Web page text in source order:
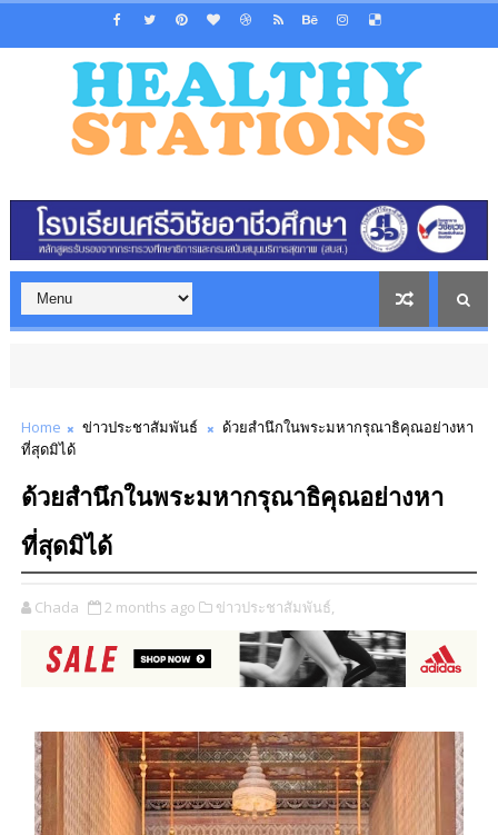
Home ข่าวประชาสัมพันธ์
ด้วยสำนึกในพระมหากรุณาธิคุณอย่างหา
ที่สุดมิได้
ด้วยสำนึกในพระมหากรุณาธิคุณอย่างหา
ที่สุดมิได้
Chada 2 months ago ข่าวประชาสัมพันธ์,